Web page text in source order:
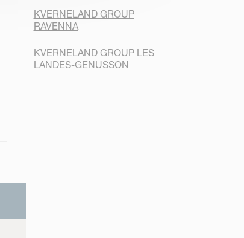
KVERNELAND GROUP
RAVENNA
KVERNELAND GROUP LES
LANDES-GENUSSON